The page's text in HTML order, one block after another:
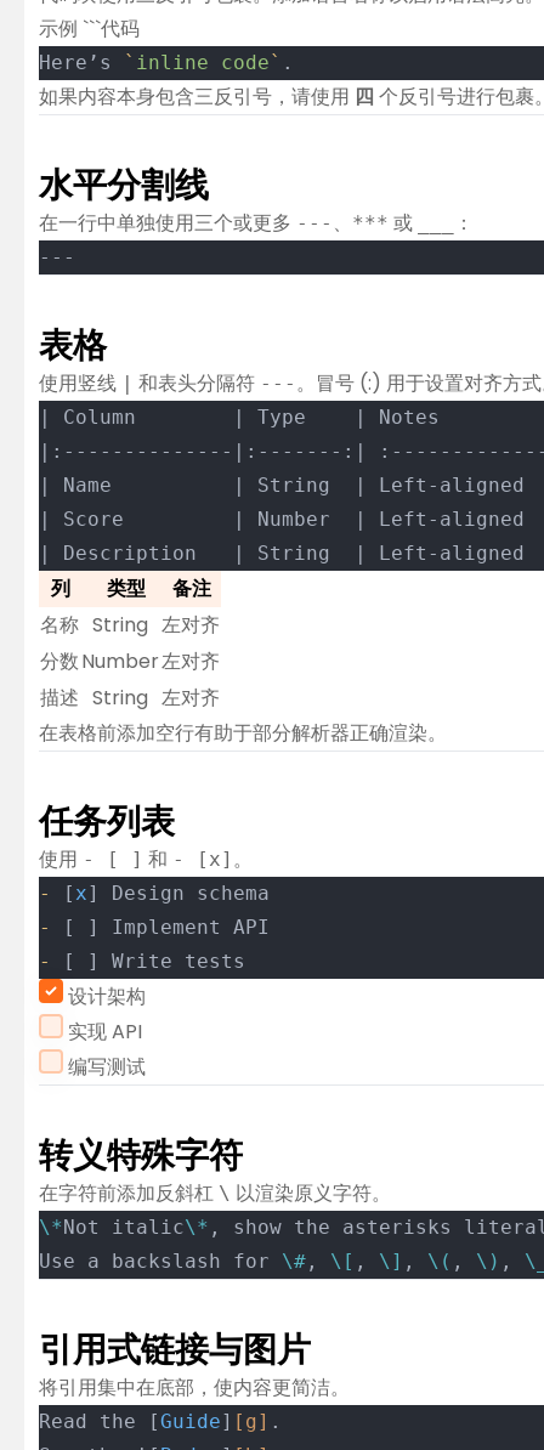
示例 ```代码
Here’s ` inline code` .
如果内容本身包含三反引号，请使用 四 个反引号进行包裹。
水平分割线
在一行中单独使用三个或更多 --- 、 *** 或 ：
---
表格
使用竖线 | 和表头分隔符 --- 。冒号 (:) 用于设置对齐方式
| Column        | Type    | Notes
|:--------------|:-------:|
| Name          | String  | Left-
| Score         | Number  | Left-
| Description   | String  | Left-
列 类型
备注
名称 String 左对齐
分数Number左对齐
描述 String 左对齐
在表格前添加空行有助于部分解析器正确渲染。
任务列表
使用 - [ ] 和 - [x] 。
- [ x] Design schema
-
[ ] Implement API
-
[ ] Write tests
设计架构
实现 API
编写测试
转义特殊字符
在字符前添加反斜杠 \ 以渲染原义字符。
\*Not italic\* , show the asterisks
Use a backslash for \# , \[ , \] , \( , \) , \_
引用式链接与图片
将引用集中在底部，使内容更简洁。
Read the [Guide] [g] .